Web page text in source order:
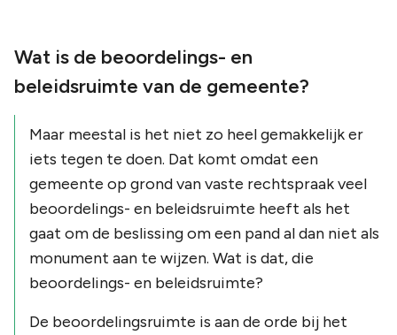
Wat is de beoordelings- en
beleidsruimte van de gemeente?
Maar meestal is het niet zo heel gemakkelijk er
iets tegen te doen. Dat komt omdat een
gemeente op grond van vaste rechtspraak veel
beoordelings- en beleidsruimte heeft als het
gaat om de beslissing om een pand al dan niet als
monument aan te wijzen. Wat is dat, die
beoordelings- en beleidsruimte?
De beoordelingsruimte is aan de orde bij het